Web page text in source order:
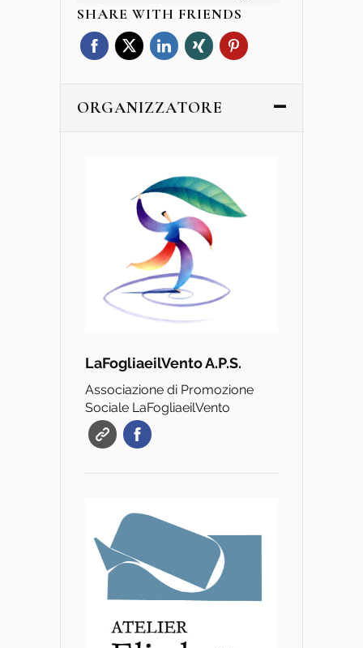
SHARE WITH FRIENDS
ORGANIZZATORE
LaFogliaeilVento A.P.S.
Associazione di Promozione
Sociale LaFogliaeilVento